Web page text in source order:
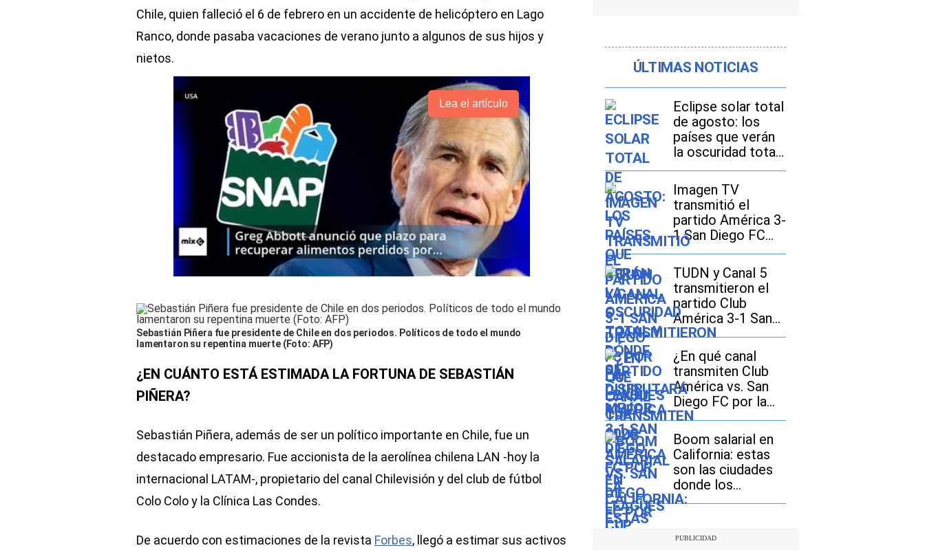
Chile, quien falleció el 6 de febrero en un accidente de helicóptero en Lago
Ranco, donde pasaba vacaciones de verano junto a algunos de sus hijos y
nietos.
Lea el artículo
Sebastián Piñera fue presidente de Chile en dos periodos. Políticos de todo el mundo
lamentaron su repentina muerte (Foto: AFP)
¿EN CUÁNTO ESTÁ ESTIMADA LA FORTUNA DE SEBASTIÁN
PIÑERA?
Sebastián Piñera, además de ser un político importante en Chile, fue un
destacado empresario. Fue accionista de la aerolínea chilena LAN -hoy la
internacional LATAM-, propietario del canal Chilevisión y del club de fútbol
Colo Colo y la Clínica Las Condes.
De acuerdo con estimaciones de la revista Forbes, llegó a estimar sus activos
ÚLTIMAS NOTICIAS
Eclipse solar total
de agosto: los
países que verán
la oscuridad total
y dónde se
disfrutará mejor
Imagen TV
transmitió el
partido América 3-
1 San Diego FC
por la Leagues
Cup 2026
TUDN y Canal 5
transmitieron el
partido Club
América 3-1 San
Diego FC por la
Leagues Cup 2026
¿En qué canal
transmiten Club
América vs. San
Diego FC por la
Leagues Cup 2026
en Estados Unidos
y México?
Boom salarial en
California: estas
son las ciudades
donde los
ingresos crecen